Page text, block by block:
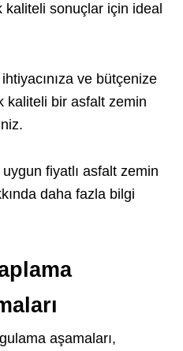
kaliteli sonuçlar için ideal
ve bütçenize
kaliteli bir asfalt zemin
fiyatlı asfalt zemin
daha fazla bilgi
aşamaları,